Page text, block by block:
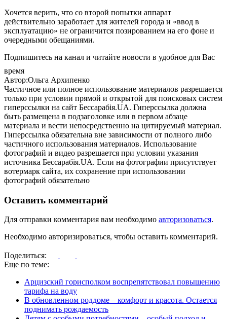
Хочется верить, что со второй попытки аппарат
действительно заработает для жителей города и «ввод в
эксплуатацию» не ограничится позированием на его фоне и
очередными обещаниями.
Подпишитесь на канал и читайте новости в удобное для Вас
время
Автор:Ольга Архипенко
Частичное или полное использование материалов разрешается
только при условии прямой и открытой для поисковых систем
гиперссылки на сайт Бессарабія.UA. Гиперссылка должна
быть размещена в подзаголовке или в первом абзаце
материала и вести непосредственно на цитируемый материал.
Гиперссылка обязательна вне зависимости от полного либо
частичного использования материалов. Использование
фотографий и видео разрешается при условии указания
источника Бессарабія.UA. Если на фотографии присутствует
вотермарк сайта, их сохранение при использовании
фотографий обязательно
Оставить комментарий
Для отправки комментария вам необходимо авторизоваться.
Необходимо авторизироваться, чтобы оставить комментарий.
Поделиться:
Еще по теме:
Арцизский горисполком воспрепятствовал повышению
тарифа на воду
В обновленном роддоме – комфорт и красота. Остается
поднимать рождаемость